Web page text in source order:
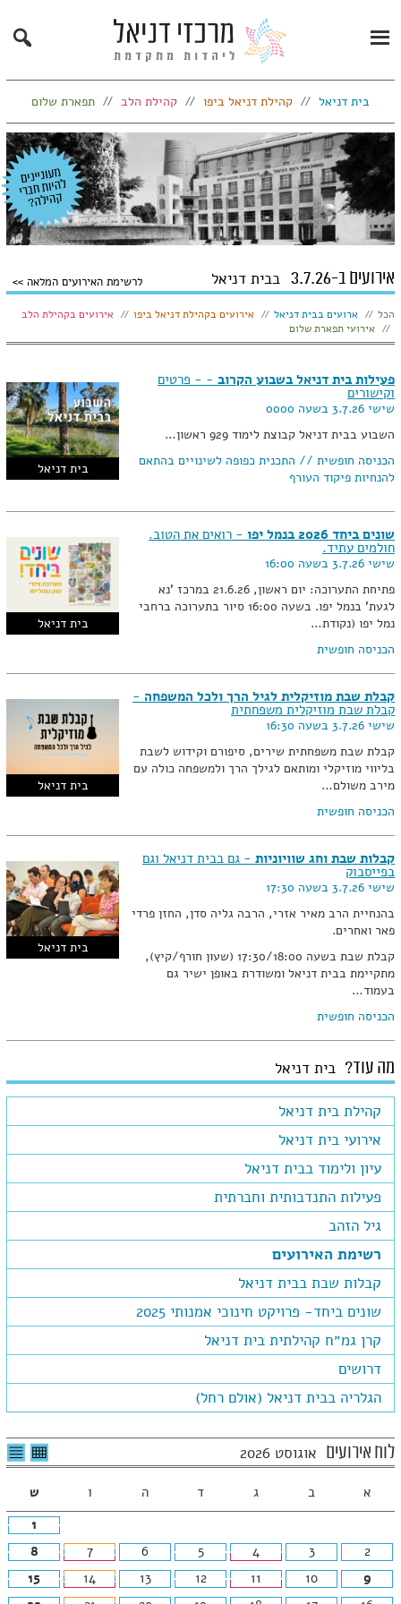
Primary
Menu
Search
בית דניאל קהילת דניאל ביפו קהילת הלב תפארת שלום
אירועים ב-3.7.26 בבית דניאל לרשימת האירועים המלאה
הצג:
הכל ארועים בבית דניאל אירועים בקהילת דניאל ביפו
אירועים בקהילת הלב
אירועי תפארת שלום
בית דניאל
פעילות בית דניאל בשבוע הקרוב - - פרטים
וקישורים
שישי 3.7.26 בשעה 0000
השבוע בבית דניאל קבוצת לימוד 929 ראשון…
הכניסה חופשית // התכנית כפופה לשינויים בהתאם
להנחיות פיקוד העורף
בית דניאל
שונים ביחד 2026 בנמל יפו - רואים את הטוב.
חולמים עתיד.
שישי 3.7.26 בשעה 16:00
פתיחת התערוכה: יום ראשון, 21.6.26 במרכז 'נא
לגעת' בנמל יפו. בשעה 16:00 סיור בתערוכה ברחבי
נמל יפו (נקודת…
הכניסה חופשית
בית דניאל
קבלת שבת מוזיקלית לגיל הרך ולכל המשפחה -
קבלת שבת מוזיקלית משפחתית
שישי 3.7.26 בשעה 16:30
קבלת שבת משפחתית שירים, סיפורם וקידוש לשבת
בליווי מוזיקלי ומותאם לגילך הרך ולמשפחה כולה עם
מירב משולם…
הכניסה חופשית
בית דניאל
קבלות שבת וחג שוויוניות - גם בבית דניאל וגם
בפייסבוק
שישי 3.7.26 בשעה 17:30
בהנחיית הרב מאיר אזרי, הרבה גליה סדן, החזן פרדי
פאר ואחרים.
קבלת שבת בשעה 17:30/18:00 (שעון חורף/קיץ),
מתקיימת בבית דניאל ומשודרת באופן ישיר גם
בעמוד…
הכניסה חופשית
מה עוד? בית דניאל
קהילת בית דניאל
אירועי בית דניאל
עיון ולימוד בבית דניאל
פעילות התנדבותית וחברתית
גיל הזהב
רשימת האירועים
קבלות שבת בבית דניאל
שונים ביחד- פרויקט חינוכי אמנותי 2025
קרן גמ״ח קהילתית בית דניאל
דרושים
הגלריה בבית דניאל (אולם רחל)
לוח אירועים אוגוסט 2026 לצפיה
בטבלה
א ב ג ד ה ו
ש
1
2
3
4
5
6
7
8
9
10
11
12
13
14
15